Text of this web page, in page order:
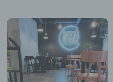
Dieses
weist
auf.